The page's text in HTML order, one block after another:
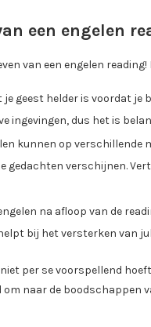
een engelen
van een engelen
je geest helder is voordat
ingevingen, dus het is
kunnen op verschillende
gedachten verschijnen.
na afloop van de
bij het versterken van
per se voorspellend
naar de boodschappen